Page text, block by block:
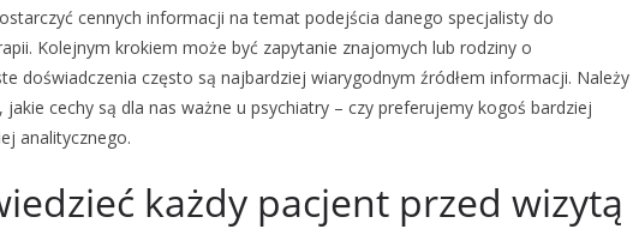
cennych informacji na temat podejścia danego specjalisty do
Kolejnym krokiem może być zapytanie znajomych lub rodziny o
doświadczenia często są najbardziej wiarygodnym źródłem informacji. Należy
cechy są dla nas ważne u psychiatry – czy preferujemy kogoś bardziej
analitycznego.
każdy pacjent przed wizytą